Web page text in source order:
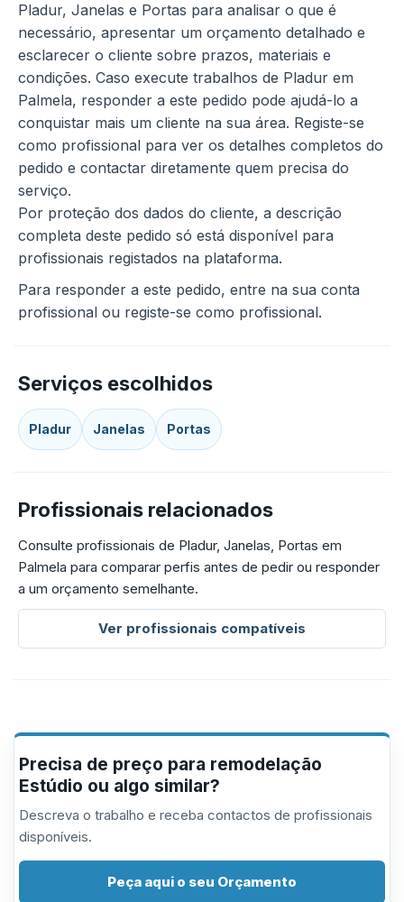
Pladur, Janelas e Portas para analisar o que é
necessário, apresentar um orçamento detalhado e
esclarecer o cliente sobre prazos, materiais e
condições. Caso execute trabalhos de Pladur em
Palmela, responder a este pedido pode ajudá-lo a
conquistar mais um cliente na sua área. Registe-se
como profissional para ver os detalhes completos do
pedido e contactar diretamente quem precisa do
serviço.
Por proteção dos dados do cliente, a descrição
completa deste pedido só está disponível para
profissionais registados na plataforma.
Para responder a este pedido, entre na sua conta
profissional ou registe-se como profissional.
Serviços escolhidos
Pladur Janelas Portas
Profissionais relacionados
Consulte profissionais de Pladur, Janelas, Portas em
Palmela para comparar perfis antes de pedir ou responder
a um orçamento semelhante.
Ver profissionais compatíveis
Precisa de preço para remodelação
Estúdio ou algo similar?
Descreva o trabalho e receba contactos de profissionais
disponíveis.
Peça aqui o seu Orçamento